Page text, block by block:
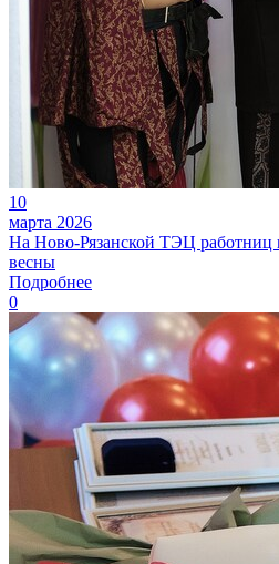
10
марта 2026
На Ново-Рязанской ТЭЦ работниц
весны
Подробнее
0